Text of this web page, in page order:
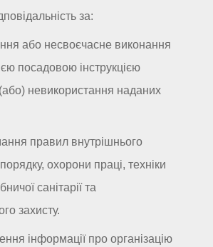
за:
або несвоєчасне виконання
посадовою інструкцією
невикористання наданих
правил внутрішнього
охорони праці, техніки
санітарії та
захисту.
інформації про організацію